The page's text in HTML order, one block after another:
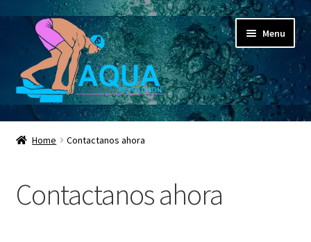
Skip
navigation
Skip
content
Menu
Aqua Revolution
Expand
Espacio Educativo
Home Contactanos ahora
Contactanos ahora